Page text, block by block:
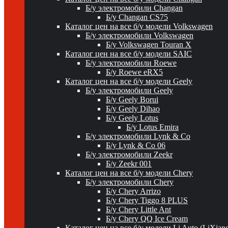
Б/у электромобили Changan
Б/у Changan CS75
Каталог цен на все б/у модели Volkswagen
Б/у электромобили Volkswagen
Б/у Volkswagen Touran X
Каталог цен на все б/у модели SAIC
Б/у электромобили Roewe
Б/у Roewe eRX5
Каталог цен на все б/у модели Geely
Б/у электромобили Geely
Б/у Geely Borui
Б/у Geely Dihao
Б/у Geely Lotus
Б/у Lotus Emira
Б/у электромобили Lynk & Co
Б/у Lynk & Co 06
Б/у электромобили Zeekr
Б/у Zeekr 001
Каталог цен на все б/у модели Chery
Б/у электромобили Chery
Б/у Chery Arrizo
Б/у Chery Tiggo 8 PLUS
Б/у Chery Little Ant
Б/у Chery QQ Ice Cream